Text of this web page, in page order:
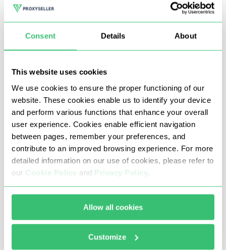
Consent Details About
This website uses cookies
We use cookies to ensure the proper functioning of our
website. These cookies enable us to identify your device
and perform various functions that enhance your overall
user experience. Cookies enable efficient navigation
between pages, remember your preferences, and
contribute to an improved browsing experience. For more
detailed information on our use of cookies, please refer to
our Cookie Policy and Privacy Policy
Allow all cookies
Customize
Nhập chi tiết proxy, bao gồm địa chỉ IP, cổng,
thêm vào sẽ xuất hiện trong menu chính của